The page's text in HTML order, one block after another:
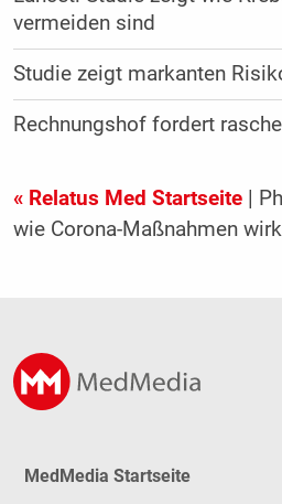
vermeiden sind
Studie zeigt markanten
Rechnungshof fordert
« Relatus Med Startseite|
wie Corona-Maßnahmen
MedMedia Startseite